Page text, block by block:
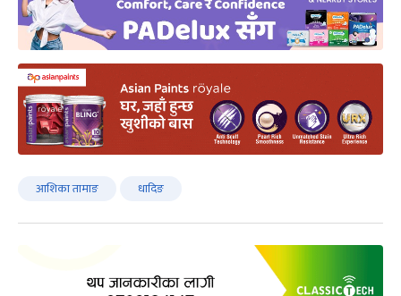
आशिका तामाङ धादिङ